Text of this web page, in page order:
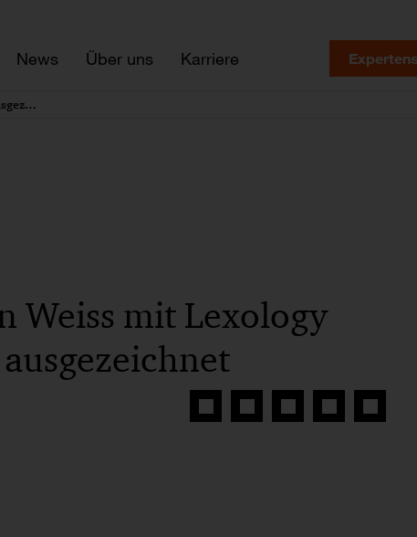
News Über uns Karriere
PwC Legal: Dr. Hagen Weiss mit Lexology Client Choice Award ausgezeichnet
Weiss mit Lexology
Auf
Auf
Auf
Auf
Link